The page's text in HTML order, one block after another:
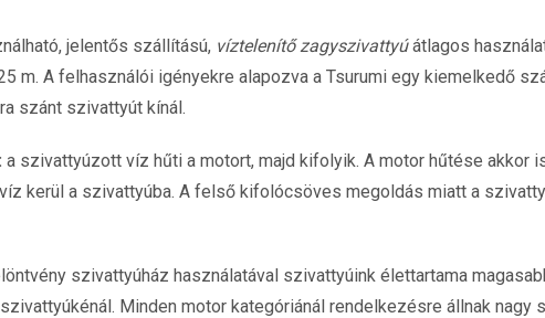
jelentős szállítású, víztelenítő zagyszivattyúátlagos
m. A felhasználói igényekre alapozva a Tsurumi egy kiemelkedő
szánt szivattyút kínál.
a szivattyúzott víz hűti a motort, majd kifolyik. A motor hűtése akkor
kerül a szivattyúba. A felső kifolócsöves megoldás miatt a
szivattyúház használatával szivattyúink élettartama
Minden motor kategóriánál rendelkezésre állnak nagy